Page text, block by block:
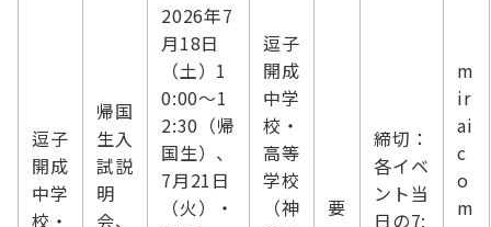
逗子
開成
中学
校・
帰国
生入
試説
明
会、
2026年7
月18日
（土）1
0:00～1
2:30（帰
国生）、
7月21日
（火）・
逗子
開成
中学
校・
高等
学校
（神
要
締切：
各イベ
ント当
日の7:
m
ir
ai
c
o
m